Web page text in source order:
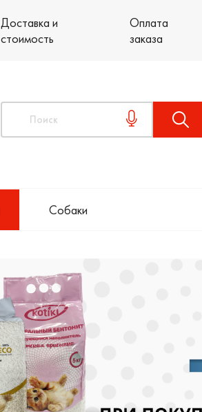
Доставка и
стоимость
Оплата
заказа
Собаки